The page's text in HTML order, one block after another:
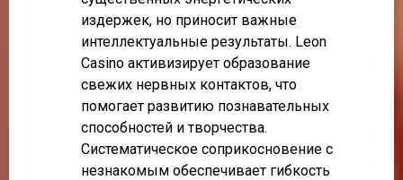
издержек, но приносит важные
интеллектуальные результаты. Leon
Casino активизирует образование
свежих нервных контактов, что
помогает развитию познавательных
способностей и творчества.
Систематическое соприкосновение с
незнакомым обеспечивает гибкость